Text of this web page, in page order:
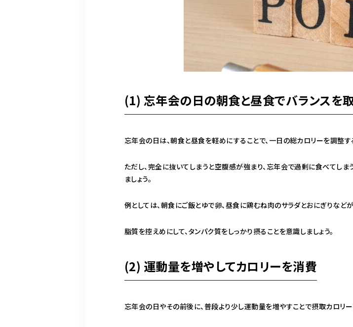
(1) 忘年会の日の朝食と昼食でバランスを
忘年会の日は、朝食と昼食を軽めにすることで、一日の総カロリーを調整す
ただし、完全に抜いてしまうと空腹感が強まり、忘年会で過剰に食べてし
ましょう。
例としては、朝食にご飯とゆで卵、昼食に鶏むね肉のサラダとおにぎりなどが
脂質を控えめにして、タンパク質をしっかり摂ることを意識しましょう。
(2) 運動量を増やしてカロリーを消費
忘年会の日やその前後に、普段より少し運動量を増やすことで摂取カロリー